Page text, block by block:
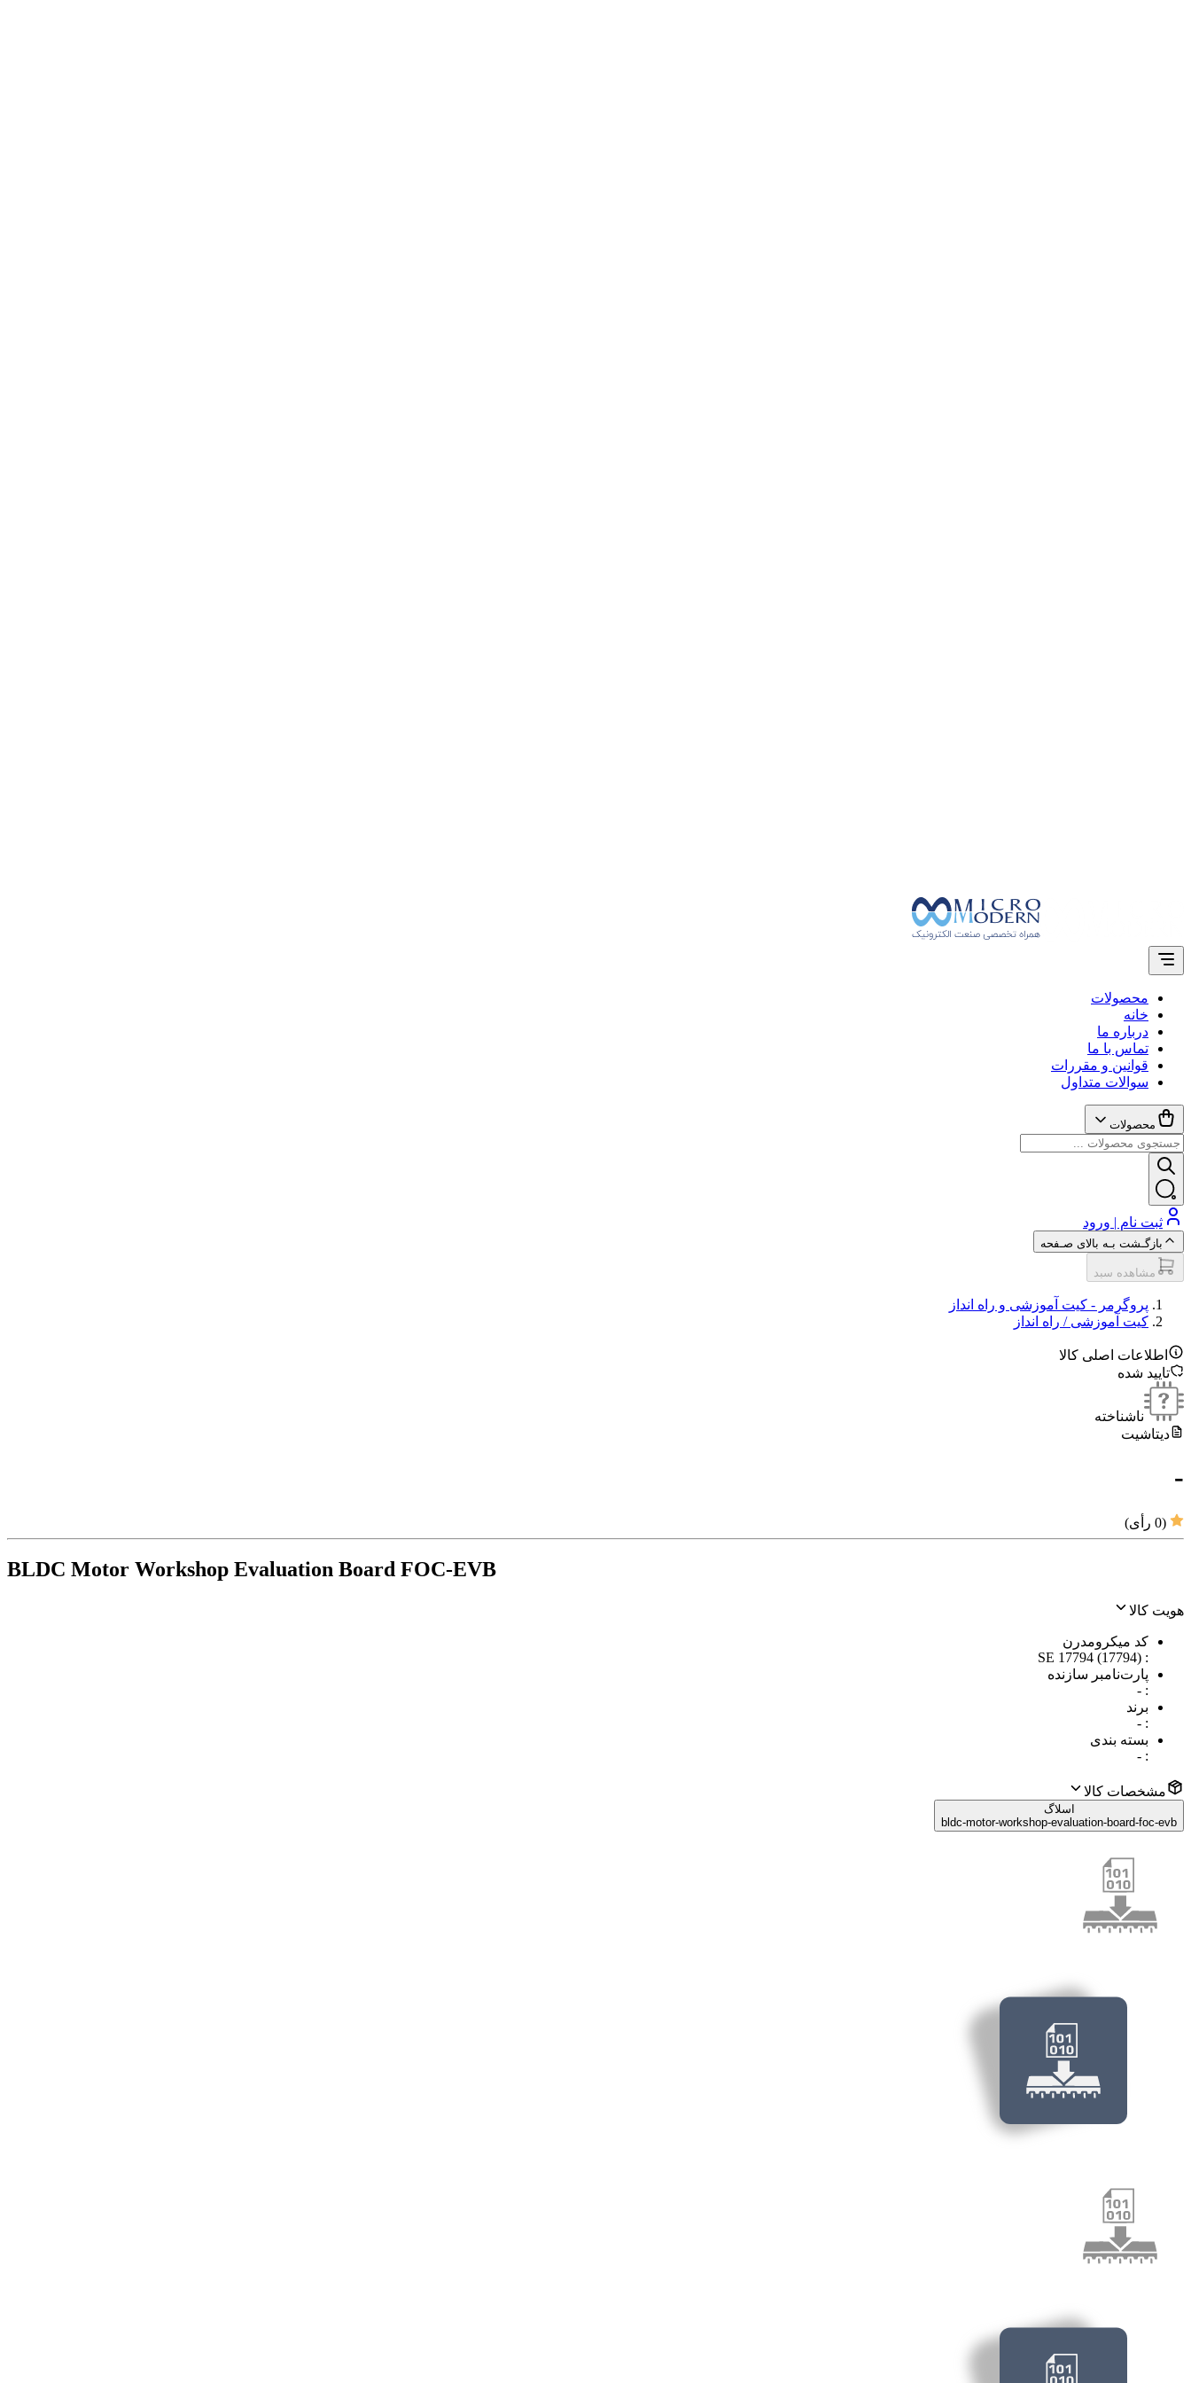
محصولات
خانه
درباره ما
تماس با ما
قوانین و مقررات
سوالات متداول
محصولات
ثبت نام | ورود
بازگـشت بـه بالای صـفحه
مشاهده سبد
پروگرمر - کیت آموزشی و راه انداز
کیت آموزشی / راه انداز
اطلاعات اصلی کالا
تایید شده
ناشناخته
دیتاشیت
-
(
0 رأی)
BLDC Motor Workshop Evaluation Board FOC-EVB
هویت کالا
کد میکرومدرن
:
SE 17794 (17794)
پارت‌نامبر سازنده
:
-
برند
:
-
بسته بندی
:
-
مشخصات کالا
اسلاگ
bldc-motor-workshop-evaluation-board-foc-evb